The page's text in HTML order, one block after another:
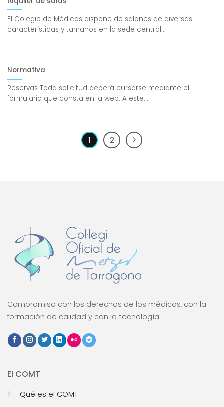
El Colegio de Médicos dispone de salones de diversas
características y tamaños en la sede central...
Normativa
Reservas Toda solicitud deberá cursarse mediante el
formulario que consta en la web. A este...
1 2
Compromiso con los derechos de los médicos, con la
formación de calidad y con la tecnología.
El COMT
Qué es el COMT